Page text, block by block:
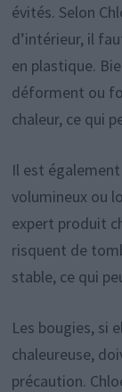
évités. Selon
d’intérieur, il
en plastique.
déforment ou
chaleur, ce qui
Il est
volumineux ou
expert produit
risquent de
stable, ce qui
Les bougies, si
chaleureuse,
précaution.